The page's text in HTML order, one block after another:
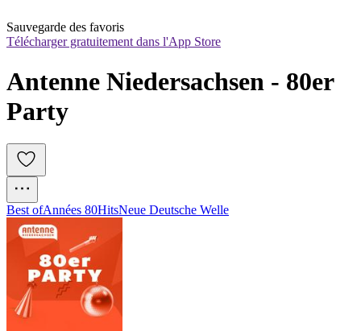
Sauvegarde des favoris
Télécharger gratuitement dans l'App Store
Antenne Niedersachsen - 80er
Party
Best ofAnnées 80HitsNeue Deutsche Welle